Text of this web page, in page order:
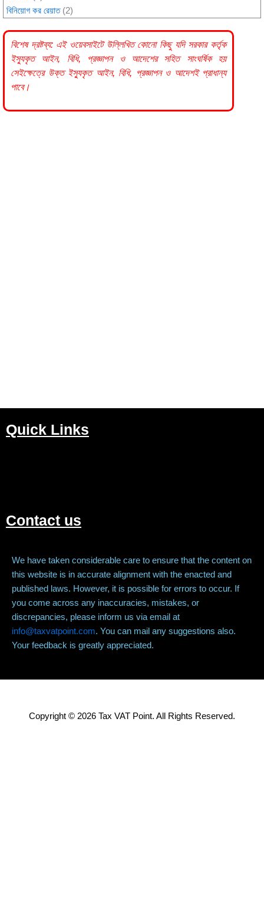
বিনিয়োগ কর রেয়াত(2)
বিশেষ দ্রষ্টব্য: এই ওয়েবসাইটে উল্লিখিত কোনো কিছু যদি সরকারকর্তৃক
ইস্যুকৃত আইন, বিধি, প্রজ্ঞাপন ও আদেশের সহিত সাংঘর্ষিক হয়
সেইক্ষেত্রে উক্ত ইস্যুকৃত আইন, বিধি, প্রজ্ঞাপন ও আদেশই প্রাধান্য
পাবে।
Quick Links
Contact us
We have taken considerable care to ensure that the content on
this website is in accurate alignment with the enacted and
published laws. However, it is possible for errors to occur. If
you come across any inaccuracies, mistakes, or
discrepancies, please inform us via email at
info@taxvatpoint.com. You can mail any suggestions also.
Your feedback is greatly appreciated.
Copyright © 2026 Tax VAT Point. All Rights Reserved.